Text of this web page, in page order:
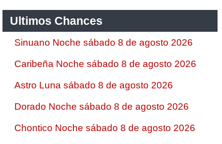
Ultimos Chances
Sinuano Noche sábado 8 de agosto 2026
Caribeña Noche sábado 8 de agosto 2026
Astro Luna sábado 8 de agosto 2026
Dorado Noche sábado 8 de agosto 2026
Chontico Noche sábado 8 de agosto 2026